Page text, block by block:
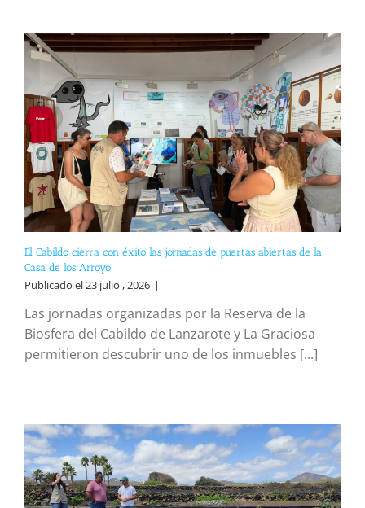
El Cabildo cierra con éxito las jornadas de puertas abiertas de la
Casa de los Arroyo
Publicado el 23 julio , 2026 |
Las jornadas organizadas por la Reserva de la
Biosfera del Cabildo de Lanzarote y La Graciosa
permitieron descubrir uno de los inmuebles [...]